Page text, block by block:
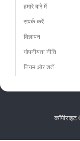
हमारे बारे में
संपर्क करें
विज्ञापन
गोपनीयता नीति
नियम और शर्तें